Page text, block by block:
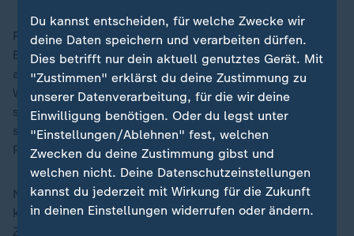
Für ein Verbot plädierte eine Gruppe von
Bundestagsabgeordneten rund um den inzwischen
ausgeschiedenen CDU-Abgeordneten Marco
Wanderwitz, die aus allen Bundestagsfraktionen
stammen - außer natürlich der AfD. Allerdings fanden
sie schon vor der Hochstufung keine Mehrheit im
Parlament für ihren Vorstoß.
Nachdem ein Gericht im Eilverfahren die Hochstufung
kassiert hatte, ebbte die Debatte ab. Es bestehen
Zweifel am Gutachten - und man wolle nun das
Du kannst entscheiden, für welche Zwecke wir
deine Daten speichern und verarbeiten dürfen.
Dies betrifft nur dein aktuell genutztes Gerät. Mit
"Zustimmen" erklärst du deine Zustimmung zu
unserer Datenverarbeitung, für die wir deine
Einwilligung benötigen. Oder du legst unter
"Einstellungen/Ablehnen" fest, welchen
Zwecken du deine Zustimmung gibst und
welchen nicht. Deine Datenschutzeinstellungen
kannst du jederzeit mit Wirkung für die Zukunft
in deinen Einstellungen widerrufen oder ändern.